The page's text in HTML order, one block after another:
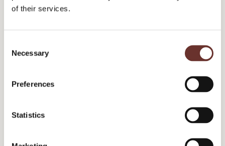
of their services.
Necessary
Preferences
Statistics
marketing for B2B-virksomheder